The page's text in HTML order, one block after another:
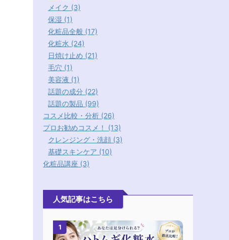
メイク (3)
保湿 (1)
化粧品全般 (17)
化粧水 (24)
日焼け止め (21)
毛穴 (1)
美容液 (1)
話題の成分 (22)
話題の製品 (99)
コスメ比較・分析 (26)
プロお勧めコスメ！ (13)
クレンジング・洗顔 (3)
基礎スキンケア (10)
化粧品講座 (3)
人気記事はこちら
1